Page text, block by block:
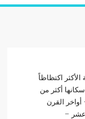
الأكثر اكتظاظاً
أكثر من
القرن
عشر –